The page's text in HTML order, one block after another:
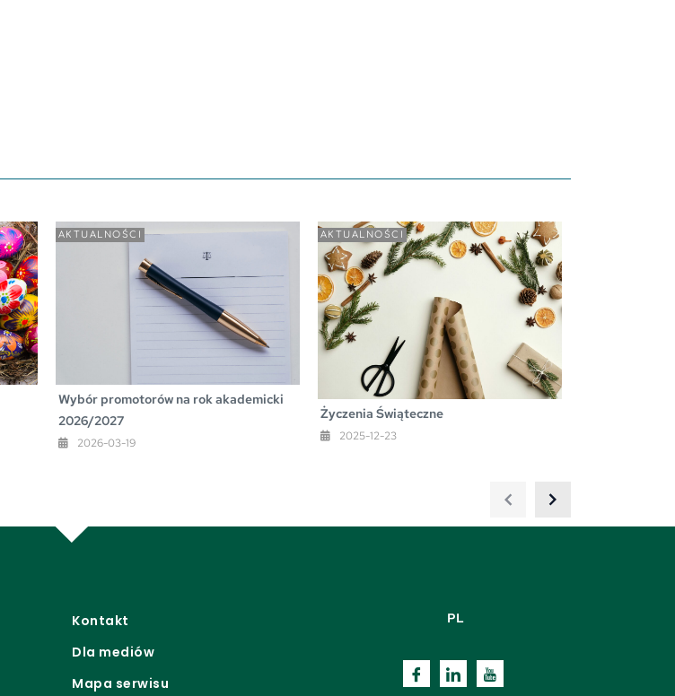
AKTUALNOŚCI
Wybór promotorów na rok akademicki
2026/2027
2026-03-19
AKTUALNOŚCI
Życzenia Świąteczne
2025-12-23
Kontakt
Dla mediów
Mapa serwisu
PL